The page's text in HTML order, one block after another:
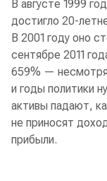
В августе 1999
достигло 20-
В 2001 году оно
сентябре 2011
659% — несмотря
и годы политики
активы падают,
не приносят
прибыли.